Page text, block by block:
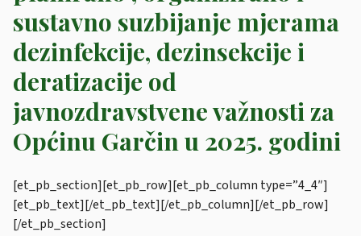
sustavno suzbijanje mjerama
dezinfekcije, dezinsekcije i
deratizacije od
javnozdravstvene važnosti za
Općinu Garčin u 2025. godini
[et_pb_section][et_pb_row][et_pb_column type=”4_4″]
[et_pb_text][/et_pb_text][/et_pb_column][/et_pb_row]
[/et_pb_section]